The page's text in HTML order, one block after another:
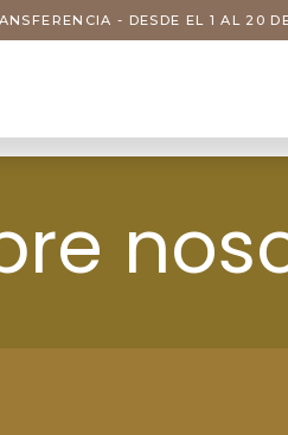
- DESDE EL 1 AL 20